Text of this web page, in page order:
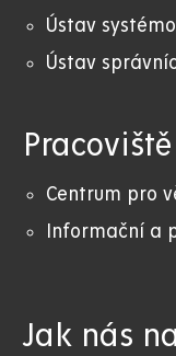
Ústav
Ústav
Pracoviště
Centrum pro
Informační a
Jak nás